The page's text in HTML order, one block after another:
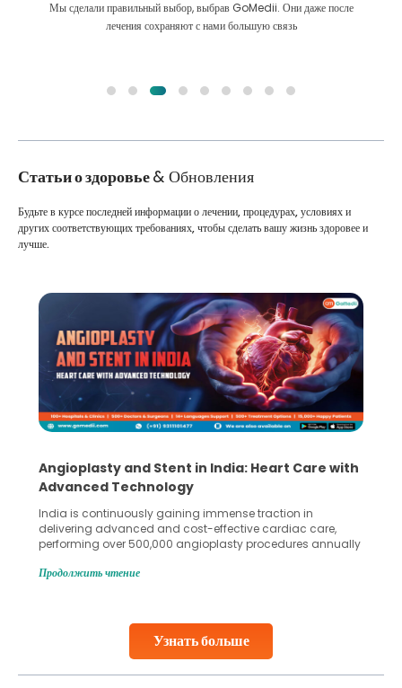
Мы сделали правильный выбор, выбрав GoMedii. Они даже после
лечения сохраняют с нами большую связь
Статьи о здоровье& Обновления
Узнать больше
Будьте в курсе последней информации о лечении, процедурах, условиях и
других соответствующих требованиях, чтобы сделать вашу жизнь здоровее и
лучше.
5 Essential Steps for Effective Human Sperm
Collection and Processing Methods
Human sperm collection and processing are critical steps
in advanced reproductive techniques like In Vitro
Fertilization (IVF) and intrauterine insemination (IUI). These
challenges and help couples achieve their dream of
collected, they process the
Продолжить чтение